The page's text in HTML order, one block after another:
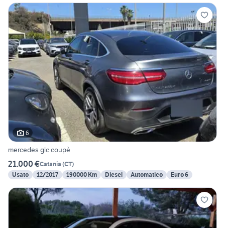
6
mercedes glc coupè
21.000 €Catania (CT)
Usato
12/2017 190000 Km Diesel Automatico Euro 6